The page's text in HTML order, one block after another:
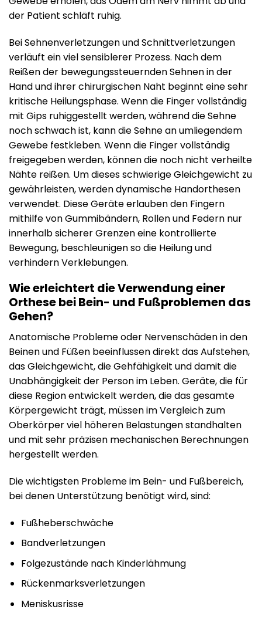
der Patient schläft ruhig.
Bei Sehnenverletzungen und Schnittverletzungen
verläuft ein viel sensiblerer Prozess. Nach dem
Reißen der bewegungssteuernden Sehnen in der
Hand und ihrer chirurgischen Naht beginnt eine sehr
kritische Heilungsphase. Wenn die Finger vollständig
mit Gips ruhiggestellt werden, während die Sehne
noch schwach ist, kann die Sehne an umliegendem
Gewebe festkleben. Wenn die Finger vollständig
freigegeben werden, können die noch nicht verheilte
Nähte reißen. Um dieses schwierige Gleichgewicht zu
gewährleisten, werden dynamische Handorthesen
verwendet. Diese Geräte erlauben den Fingern
mithilfe von Gummibändern, Rollen und Federn nur
innerhalb sicherer Grenzen eine kontrollierte
Bewegung, beschleunigen so die Heilung und
verhindern Verklebungen.
Wie erleichtert die Verwendung einer
Orthese bei Bein- und Fußproblemen das
Gehen?
Anatomische Probleme oder Nervenschäden in den
Beinen und Füßen beeinflussen direkt das Aufstehen,
das Gleichgewicht, die Gehfähigkeit und damit die
Unabhängigkeit der Person im Leben. Geräte, die für
diese Region entwickelt werden, die das gesamte
Körpergewicht trägt, müssen im Vergleich zum
Oberkörper viel höheren Belastungen standhalten
und mit sehr präzisen mechanischen Berechnungen
hergestellt werden.
Die wichtigsten Probleme im Bein- und Fußbereich,
bei denen Unterstützung benötigt wird, sind:
Fußheberschwäche
Bandverletzungen
Folgezustände nach Kinderlähmung
Rückenmarksverletzungen
Meniskusrisse